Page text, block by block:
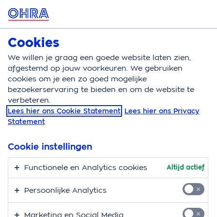
MENU
Zorgverzekering
Zorgverzekering Vergoeding Anesthesie
Vergoeding anesthesie
behandeling tandarts
anesthesie behandeling door de tandarts. Anesthesie
is een ander woord voor verdoving. Je krijgt van jouw
tandarts of mondhygiënist zo nodig plaatselijke
verdoving, zodat je tijdens de behandeling geen pijn
hebt.
Cookies
We willen je graag een goede website laten zien,
afgestemd op jouw voorkeuren. We gebruiken
cookies om je een zo goed mogelijke
bezoekerservaring te bieden en om de website te
verbeteren.
Lees hier ons Cookie Statement Lees hier ons Privacy
Statement
Cookie instellingen
Functionele en Analytics cookies Altijd actief
Persoonlijke Analytics
Marketing en Social Media